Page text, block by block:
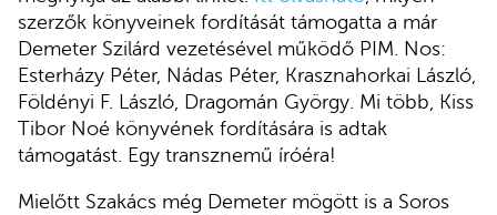
szerzők könyveinek fordítását támogatta a már
Demeter Szilárd vezetésével működő PIM. Nos:
Esterházy Péter, Nádas Péter, Krasznahorkai László,
Földényi F. László, Dragomán György. Mi több, Kiss
Tibor Noé könyvének fordítására is adtak
támogatást. Egy transznemű íróéra!
Mielőtt Szakács még Demeter mögött is a Soros